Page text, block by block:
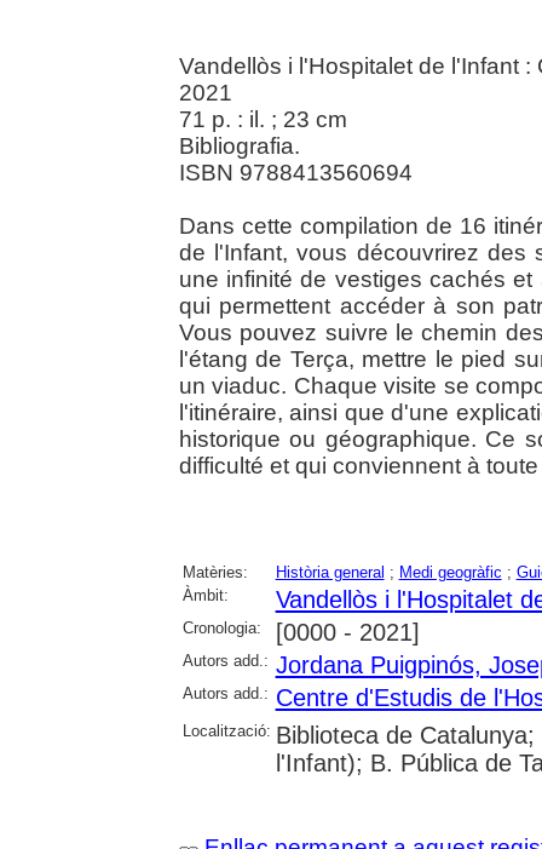
Vandellòs i l'Hospitalet de l'Infant
2021
71 p. : il. ; 23 cm
Bibliografia.
ISBN 9788413560694
Dans cette compilation de 16
de l'Infant, vous découvrirez des
une infinité de vestiges cachés
qui permettent accéder à son
Vous pouvez suivre le chemin
l'étang de Terça, mettre le pied
un viaduc. Chaque visite se
l'itinéraire, ainsi que d'une
historique ou géographique. Ce
difficulté et qui conviennent à
Matèries: Història general ; Medi geogràfic ;
Àmbit:
Vandellòs i l'Hospitalet
Cronologia: [0000 - 2021]
Autors add.: Jordana Puigpinós,
Autors add.: Centre d'Estudis de
Localització: Biblioteca de
l'Infant); B. Pública de